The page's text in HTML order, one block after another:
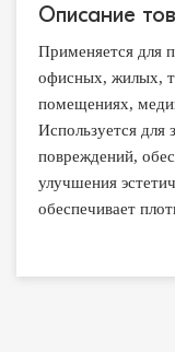
Описание
Применяется для
офисных, жилых,
помещениях,
Используется для
повреждений,
улучшения
обеспечивает